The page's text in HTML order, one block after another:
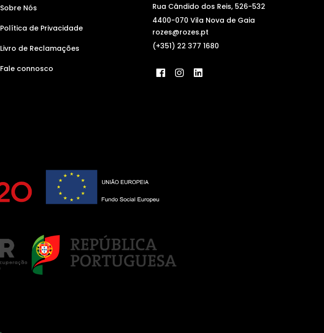
Sobre Nós
Política de Privacidade
Livro de Reclamações
Fale connosco
Rua Cândido dos Reis, 526-532
4400-070 Vila Nova de Gaia
rozes@rozes.pt
(+351) 22 377 1680